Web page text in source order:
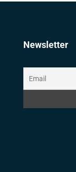
Newsletter